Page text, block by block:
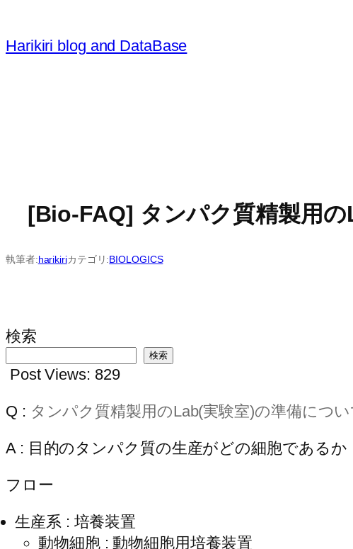
容
を
Harikiri blog and DataBase
[Bio-FAQ] タンパク質精製用
執筆者:harikiriカテゴリ:BIOLOGICS
検索
検索
Post Views: 829
Q : タンパク質精製用のLab(実験室)の準備につ
A : 目的のタンパク質の生産がどの細胞である
フロー
生産系 : 培養装置
動物細胞 : 動物細胞用培養装置